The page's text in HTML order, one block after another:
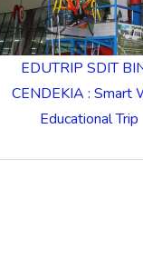
EDUTRIP SDIT
CENDEKIA : Smart
Educational Trip